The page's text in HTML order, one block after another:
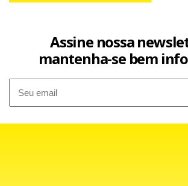
Assine nossa
mantenha-se bem